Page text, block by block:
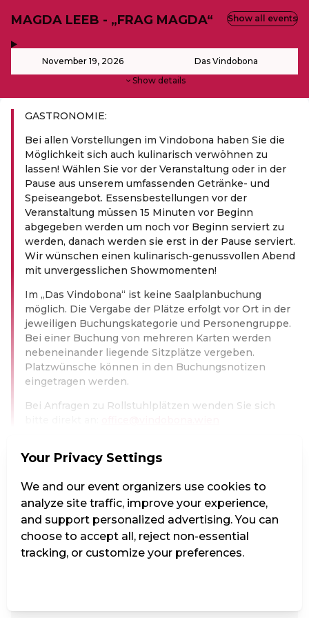
MAGDA LEEB - „FRAG MAGDA“
November 19, 2026 Das Vindobona
Show details
Show all events
GASTRONOMIE:
Bei allen Vorstellungen im Vindobona haben Sie die
Möglichkeit sich auch kulinarisch verwöhnen zu
lassen! Wählen Sie vor der Veranstaltung oder in der
Pause aus unserem umfassenden Getränke- und
Speiseangebot. Essensbestellungen vor der
Veranstaltung müssen 15 Minuten vor Beginn
abgegeben werden um noch vor Beginn serviert zu
werden, danach werden sie erst in der Pause serviert.
Wir wünschen einen kulinarisch-genussvollen Abend
mit unvergesslichen Showmomenten!
Im „Das Vindobona“ ist keine Saalplanbuchung
möglich. Die Vergabe der Plätze erfolgt vor Ort in der
jeweiligen Buchungskategorie und Personengruppe.
Bei einer Buchung von mehreren Karten werden
nebeneinander liegende Sitzplätze vergeben.
Platzwünsche können in den Buchungsnotizen
eingetragen werden.
Bei Anfragen zu Rollstuhlplätzen wenden Sie sich
Kat. 1
€35.00
Your Privacy Settings
We and our event organizers use cookies to
analyze site traffic, improve your experience,
and support personalized advertising. You can
choose to accept all, reject non-essential
tracking, or customize your preferences.